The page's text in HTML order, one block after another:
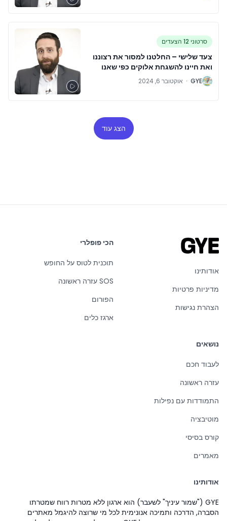
סרטוני 12 הצעדים
צעד שלישי – החלטנו למסור את רצוננו
ואת חיינו להשגחת אלוקים כפי שאנו
מבינים אותו
G
GYE
· אוקטובר 6, 2024
הצג עוד
אודותינו
מדיניות פרטיות
הצהרת נגישות
הכי פופלרי
תוכנית לטוס על החופש
SOS עזרה ראשונה
הפורום
ארגז כלים
נושאים
לעבוד חכם
עזרה ראשונה
התמודדות עם נפילות
מוטיבציה
קורס בסיסי
מאמרים
אודותינו
GYE ("שמור עיניך" לשעבר) הוא ארגון ללא מטרות רווח שמטרתו
הסברה, הדרכה ותמיכה אנונימית לכל מי שרוצה להיגמל מאתרים